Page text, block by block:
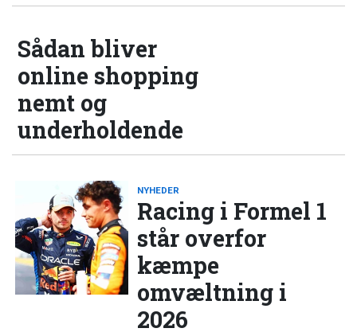
Sådan bliver
online shopping
nemt og
underholdende
NYHEDER
Racing i Formel 1
står overfor
kæmpe
omvæltning i
2026